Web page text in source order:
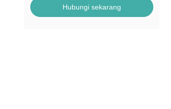
Hubungi sekarang